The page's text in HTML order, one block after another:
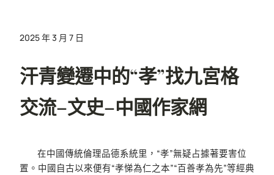
2025 年 3 月 7 日
汗青變遷中的“孝”找九宮格
交流–文史–中國作家網
在中國傳統倫理品德系統里，“孝”無疑占據著要害位
置。中國自古以來便有“孝悌為仁之本”“百善孝為先”等經典